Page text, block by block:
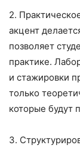
2.
акцент
позволяет
практике.
и стажировки
только
которые будут
3.